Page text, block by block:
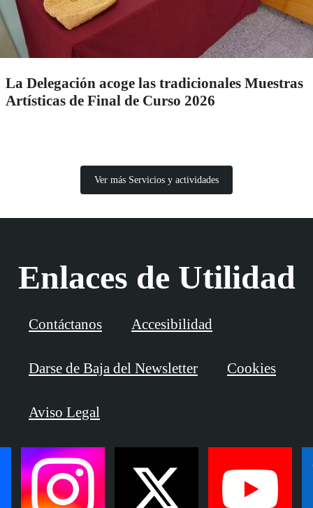
La Delegación acoge las tradicionales Muestras
Artísticas de Final de Curso 2026
Ver más Servicios y actividades
Enlaces de Utilidad
Contáctanos Accesibilidad
Darse de Baja del Newsletter Cookies
Aviso Legal